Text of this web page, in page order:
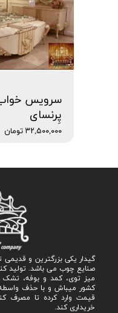
سرویس
پِرنسای
۳۲,۵۰۰,۰۰۰ تومان
گیدار یکی بزرگترین و
صنایع چوب می باشد. تولید
میز توی، کمد و بوفه، تشک
کشور میباش و با حذف واسطه
قیمت وارد کرده تا مصرف
خریداری کند.